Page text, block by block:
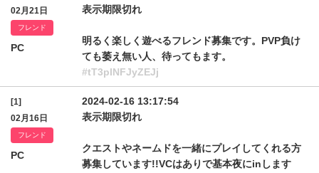
02月21日
フレンド
PC
表示期限切れ
明るく楽しく遊べるフレンド募集です。PVP負け
ても萎え無い人、待ってもます。
#tT3pINFJyZEJj
[1]
02月16日
フレンド
PC
2024-02-16 13:17:54
表示期限切れ
クエストやネームドを一緒にプレイしてくれる方
募集しています!!VCはありで基本夜にinします